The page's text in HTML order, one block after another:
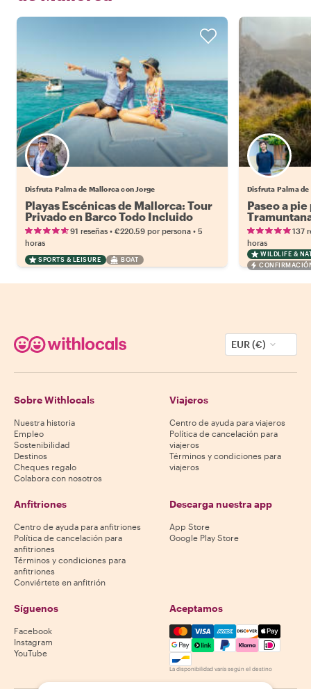
Disfruta Palma de Mallorca con Jorge
Playas Escénicas de Mallorca: Tour
Privado en Barco Todo Incluido
91 reseñas • €220.59 por persona • 5
horas
SPORTS & LEISURE BOAT
Disfruta Palma
Paseo a
137
horas
WILDLIFE &
EUR (€)
Sobre Withlocals
Nuestra historia
Empleo
Sostenibilidad
Destinos
Cheques regalo
Colabora con nosotros
Viajeros
Centro de ayuda para viajeros
Política de cancelación para
viajeros
Términos y condiciones para
viajeros
Anfitriones
Centro de ayuda para anfitriones
Política de cancelación para
anfitriones
Términos y condiciones para
anfitriones
Conviértete en anfitrión
Descarga nuestra app
App Store
Google Play Store
Síguenos
Facebook
Instagram
YouTube
Aceptamos
Mastercard, Visa, Amex,
La disponibilidad varía según el destino